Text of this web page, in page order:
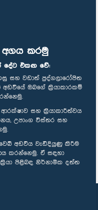
කරමු
එකඟ වේ:
සහ වඩාත් පුද්ගලාරෝපිත
ඔබගේ ක්‍රියාකාරකම්
සහ ක්‍රියාකාරීත්වය
උපාංග විස්තර සහ
අඩවිය වැඩිදියුණු කිරීම
කරන්නෙමු. ඒ සඳහා
පිළිබඳ නිර්නාමික දත්ත